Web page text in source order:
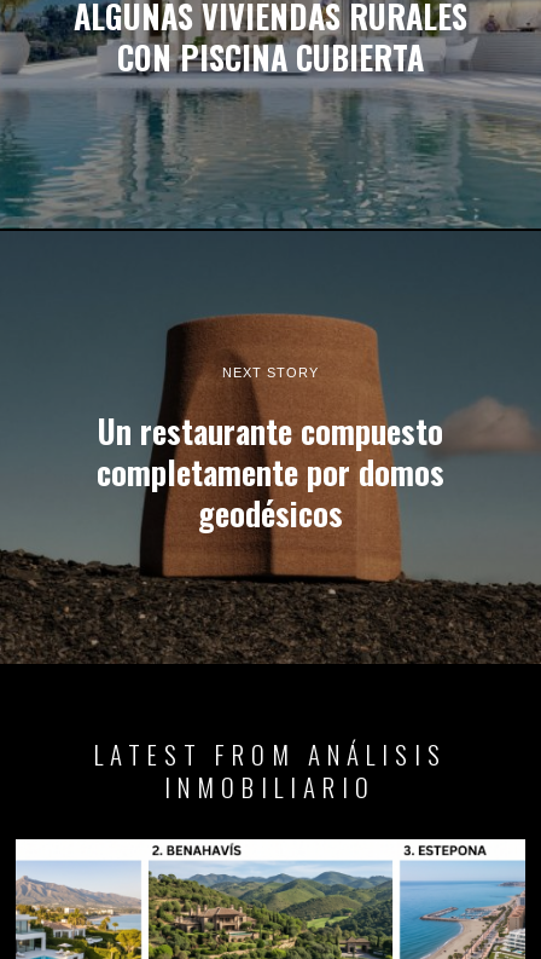
ALGUNAS VIVIENDAS RURALES
CON PISCINA CUBIERTA
NEXT STORY
Un restaurante compuesto
completamente por domos
geodésicos
LATEST FROM ANÁLISIS
INMOBILIARIO